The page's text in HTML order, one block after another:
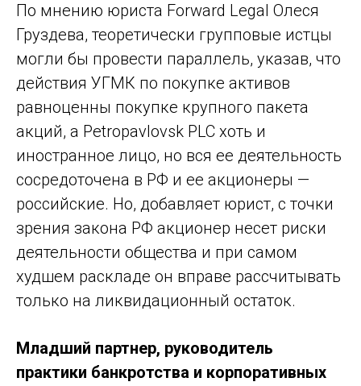
По мнению юриста Forward Legal Олеся
Груздева, теоретически групповые истцы
могли бы провести параллель, указав, что
действия УГМК по покупке активов
равноценны покупке крупного пакета
акций, а Petropavlovsk PLC хоть и
иностранное лицо, но вся ее деятельность
сосредоточена в РФ и ее акционеры —
российские. Но, добавляет юрист, с точки
зрения закона РФ акционер несет риски
деятельности общества и при самом
худшем раскладе он вправе рассчитывать
только на ликвидационный остаток.
Младший партнер, руководитель
практики банкротства и корпоративных